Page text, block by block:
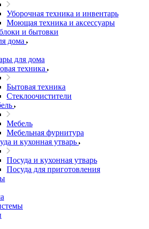
Уборочная техника и инвентарь
Моющая техника и аксессуары
и бытовки
дома
для дома
техника
Бытовая техника
Стеклоочистители
Мебель
Мебельная фурнитура
и кухонная утварь
Посуда и кухонная утварь
Посуда для приготовления